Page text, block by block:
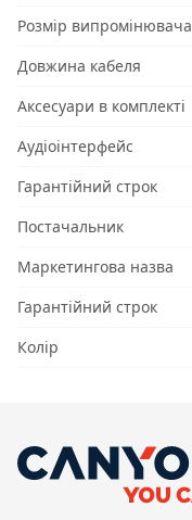
Розмір випромінювача
Довжина кабеля
Аксесуари в комплекті
Аудіоінтерфейс
Гарантійний строк
Постачальник
Маркетингова назва
Гарантійний строк
Колір